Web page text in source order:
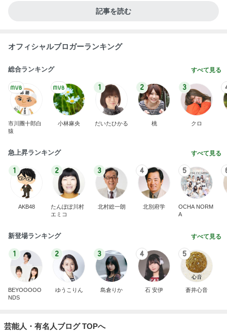
記事を読む
オフィシャルブロガーランキング
総合ランキング すべて見る
市川團十郎白
猿
小林麻央
1
だいたひかる
2
桃
3
クロ
急上昇ランキング すべて見る
1
AKB48
2
たんぽぽ川村
エミコ
3
北村総一朗
4
北別府学
5
OCHA NORM
A
新登場ランキング すべて見る
1
BEYOOOOO
NDS
2
ゆうこりん
3
島倉りか
4
石 安伊
5
蒼井心音
芸能人・有名人ブログ TOPへ